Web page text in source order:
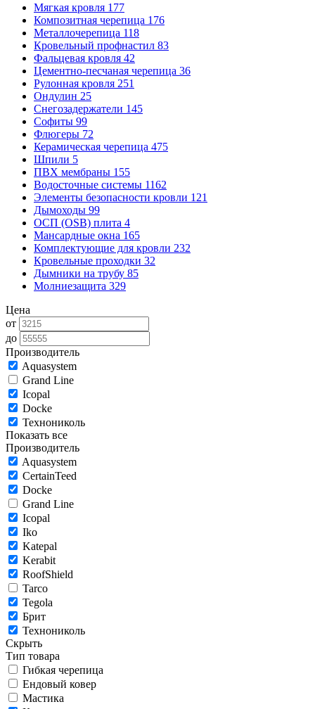
Мягкая кровля 177
Композитная черепица 176
Металлочерепица 118
Кровельный профнастил 83
Фальцевая кровля 42
Цементно-песчаная черепица 36
Рулонная кровля 251
Ондулин 25
Снегозадержатели 145
Софиты 99
Флюгеры 72
Керамическая черепица 475
Шпили 5
ПВХ мембраны 155
Водосточные системы 1162
Элементы безопасности кровли 121
Дымоходы 99
ОСП (OSB) плита 4
Мансардные окна 165
Комплектующие для кровли 232
Кровельные проходки 32
Дымники на трубу 85
Молниезащита 329
Цена
от
до
Производитель
Aquasystem
Grand Line
Icopal
Docke
Технониколь
Показать все
Производитель
Aquasystem
CertainTeed
Docke
Grand Line
Icopal
Iko
Katepal
Kerabit
RoofShield
Tarco
Tegola
Брит
Технониколь
Скрыть
Тип товара
Гибкая черепица
Ендовый ковер
Мастика